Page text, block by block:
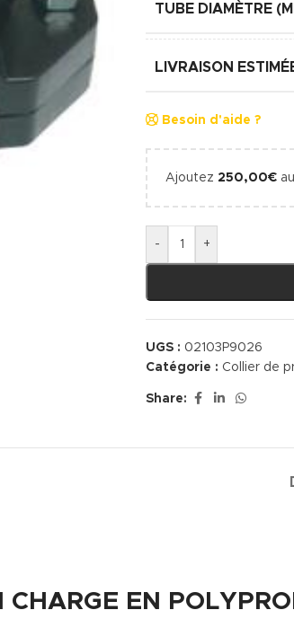
TUBE DIAMÈTRE
LIVRAISON
Besoin d'aide ?
Ajoutez 250,00€
- +
UGS : 02103P9026
Catégorie : Collier de
Share:
CHARGE EN